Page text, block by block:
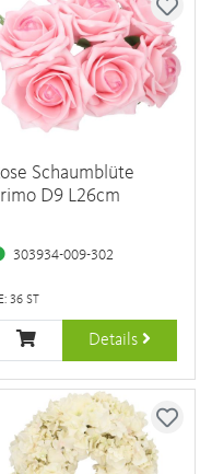
Schaumblüte
D9 L26cm
303934-009-302
36 ST
Details